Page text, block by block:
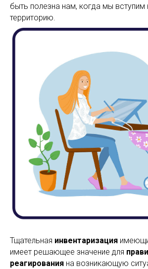
быть полезна нам, когда мы вступим
территорию.
Тщательная инвентаризация
имеет решающее значение для
реагирования на возникающую